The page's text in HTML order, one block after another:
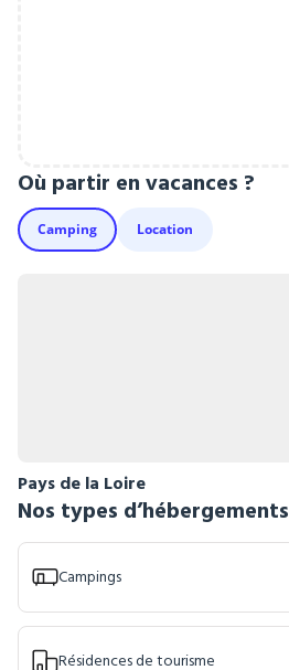
Où partir en vacances ?
Camping Location
Pays de la Loire
Nos types d’hébergements
Campings
Résidences de tourisme